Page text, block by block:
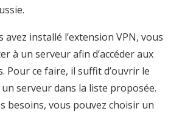
avez installé l’extension VPN, vous
à un serveur afin d’accéder aux
Pour ce faire, il suffit d’ouvrir le
serveur dans la liste proposée.
besoins, vous pouvez choisir un